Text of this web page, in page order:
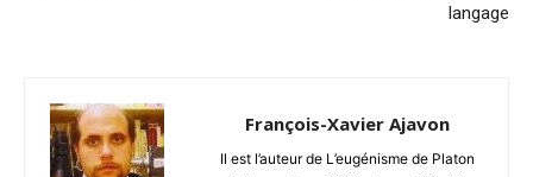
langage
François-Xavier Ajavon
Il est l’auteur de L’eugénisme de Platon